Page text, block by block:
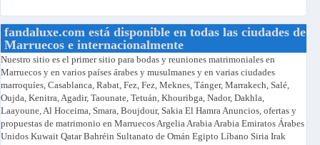
fandaluxe.com está disponible en todas las ciudades de
Marruecos e internacionalmente
Nuestro sitio es el primer sitio para bodas y reuniones matrimoniales en
Marruecos y en varios países árabes y musulmanes y en varias ciudades
marroquíes, Casablanca, Rabat, Fez, Fez, Meknes, Tánger, Marrakech, Salé,
Oujda, Kenitra, Agadir, Taounate, Tetuán, Khouribga, Nador, Dakhla,
Laayoune, Al Hoceima, Smara, Boujdour, Sakia El Hamra Anuncios, ofertas y
propuestas de matrimonio en Marruecos Argelia Arabia Arabia Emiratos Árabes
Unidos Kuwait Qatar Bahréin Sultanato de Omán Egipto Líbano Siria Irak